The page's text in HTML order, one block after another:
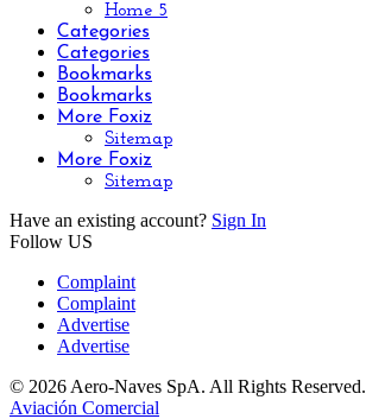
Home 5
Categories
Categories
Bookmarks
Bookmarks
More Foxiz
Sitemap
More Foxiz
Sitemap
Have an existing account? Sign In
Follow US
Complaint
Complaint
Advertise
Advertise
© 2026 Aero-Naves SpA. All Rights Reserved.
Aviación Comercial